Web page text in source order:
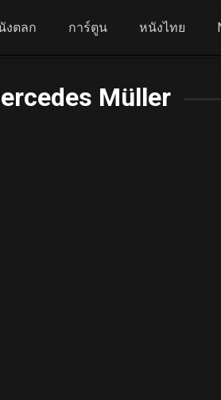
งตลก การ์ตูน หนังไทย
Müller